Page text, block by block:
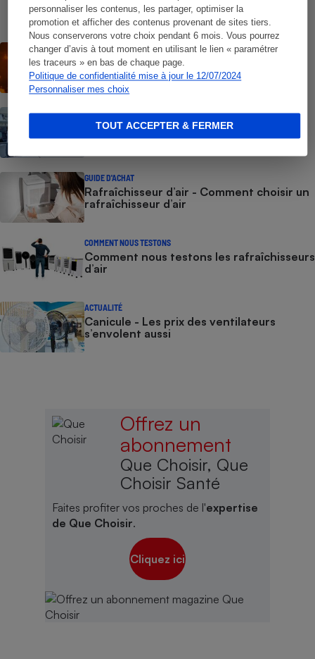
personnaliser les contenus, les partager, optimiser la
promotion et afficher des contenus provenant de sites tiers.
Nous conserverons votre choix pendant 6 mois. Vous pourrez
changer d’avis à tout moment en utilisant le lien « paramétrer
les traceurs » en bas de chaque page.
Politique de confidentialité mise à jour le 12/07/2024
Personnaliser mes choix
TOUT ACCEPTER & FERMER
ACTUALITÉ
Les vagues de chaleur ont déjà tué plus
de 6 000 personnes
COMMENT NOUS TESTONS
Fours micro-ondes - Le protocole
GUIDE D'ACHAT
Rafraîchisseur d’air - Comment choisir un
rafraîchisseur d’air
COMMENT NOUS TESTONS
Comment nous testons les rafraîchisseurs
d’air
ACTUALITÉ
Canicule - Les prix des ventilateurs
s’envolent aussi
Offrez un
abonnement
Que Choisir, Que
Choisir Santé
Faites profiter vos proches de l'expertise
de Que Choisir.
Cliquez ici